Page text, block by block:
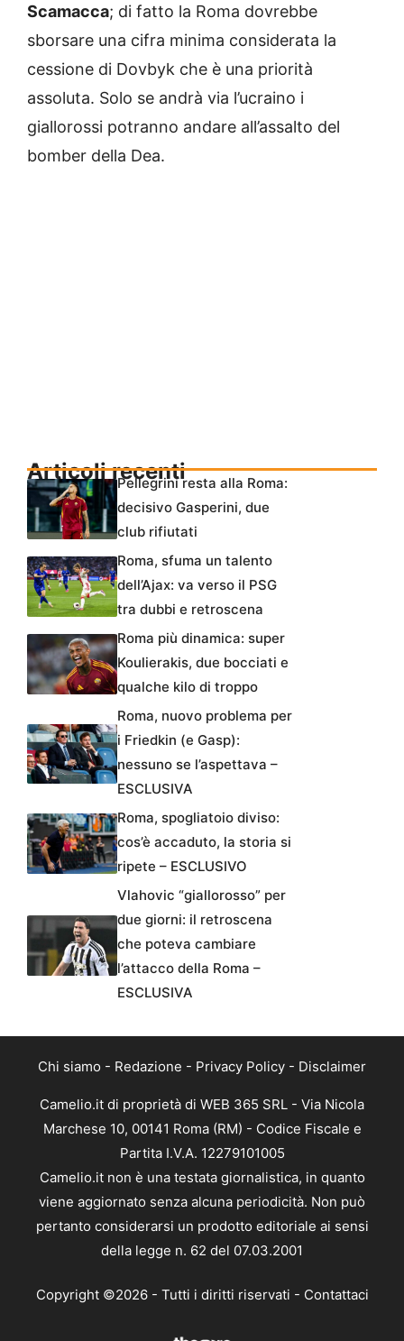
Scamacca; di fatto la Roma dovrebbe
sborsare una cifra minima considerata la
cessione di Dovbyk che è una priorità
assoluta. Solo se andrà via l’ucraino i
giallorossi potranno andare all’assalto del
bomber della Dea.
Articoli recentiPellegrini resta alla Roma:
decisivo Gasperini, due
club rifiutati
Roma, sfuma un talento
dell’Ajax: va verso il PSG
tra dubbi e retroscena
Roma più dinamica: super
Koulierakis, due bocciati e
qualche kilo di troppo
Roma, nuovo problema per
i Friedkin (e Gasp):
nessuno se l’aspettava –
ESCLUSIVA
Roma, spogliatoio diviso:
cos’è accaduto, la storia si
ripete – ESCLUSIVO
Vlahovic “giallorosso” per
due giorni: il retroscena
che poteva cambiare
l’attacco della Roma –
ESCLUSIVA
Chi siamo - Redazione - Privacy Policy - Disclaimer
Camelio.it di proprietà di WEB 365 SRL - Via Nicola
Marchese 10, 00141 Roma (RM) - Codice Fiscale e
Partita I.V.A. 12279101005
Camelio.it non è una testata giornalistica, in quanto
viene aggiornato senza alcuna periodicità. Non può
pertanto considerarsi un prodotto editoriale ai sensi
della legge n. 62 del 07.03.2001
Copyright ©2026 - Tutti i diritti riservati - Contattaci